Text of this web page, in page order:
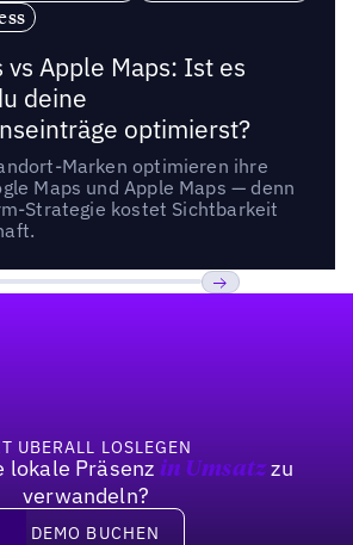
vs Apple Maps: Ist es
deine
optimierst?
Marken optimieren ihre
Maps und Apple Maps — denn
Strategie kostet Sichtbarkeit
UBERALL LOSLEGEN
lokale Präsenz in Umsatzzu
verwandeln?
DEMO BUCHEN